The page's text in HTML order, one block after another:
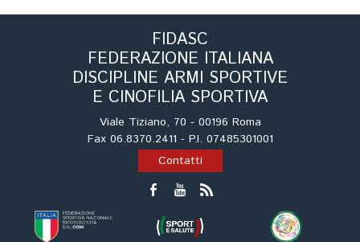
FIDASC
FEDERAZIONE ITALIANA
DISCIPLINE ARMI SPORTIVE
E CINOFILIA SPORTIVA
Viale Tiziano, 70 - 00196 Roma
Fax 06.8370.2411 - P.I. 07485301001
Contatti
Calendario Manifestazioni
Organi di Giustizia - Dispositivi
Modelli e moduli
Albo Atleti Cinofili
Guida Locandine Ufficiali
Tiro di Campagna
English e Training Sporting